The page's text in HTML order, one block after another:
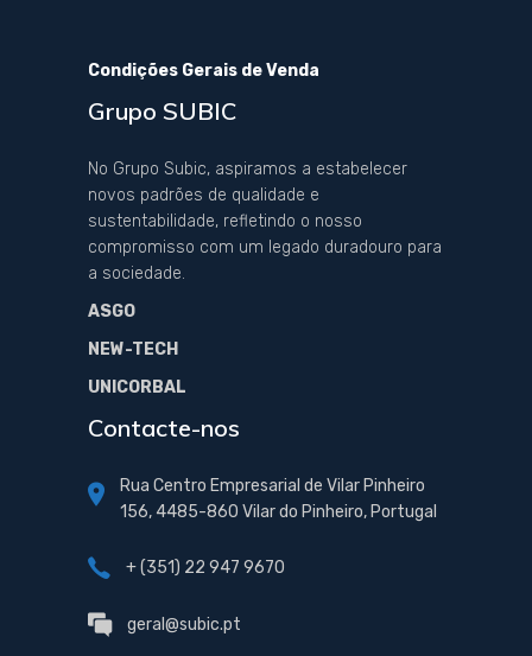
Condições Gerais de Venda
Grupo SUBIC
No Grupo Subic, aspiramos a estabelecer
novos padrões de qualidade e
sustentabilidade, refletindo o nosso
compromisso com um legado duradouro para
a sociedade.
ASGO
NEW-TECH
UNICORBAL
Contacte-nos
Rua Centro Empresarial de Vilar Pinheiro
156, 4485-860 Vilar do Pinheiro, Portugal
+ (351) 22 947 9670
geral@subic.pt